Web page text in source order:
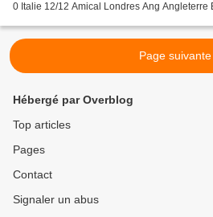
0 Italie 12/12 Amical Londres Ang Angleterre
Page
Hébergé par Overblog
Top articles
Pages
Contact
Signaler un abus